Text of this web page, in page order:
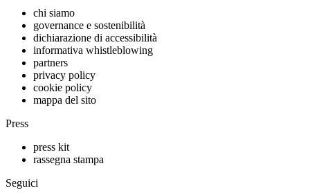
chi siamo
governance e sostenibilità
dichiarazione di accessibilità
informativa whistleblowing
partners
privacy policy
cookie policy
mappa del sito
Press
press kit
rassegna stampa
Seguici